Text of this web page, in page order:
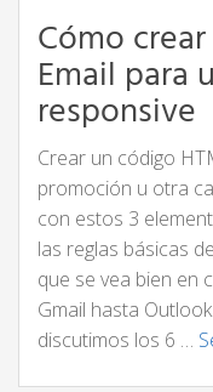
Cómo
Email para
responsive
Crear un código
promoción u otra
con estos 3
las reglas básicas
que se vea bien en
Gmail hasta
discutimos los 6 …